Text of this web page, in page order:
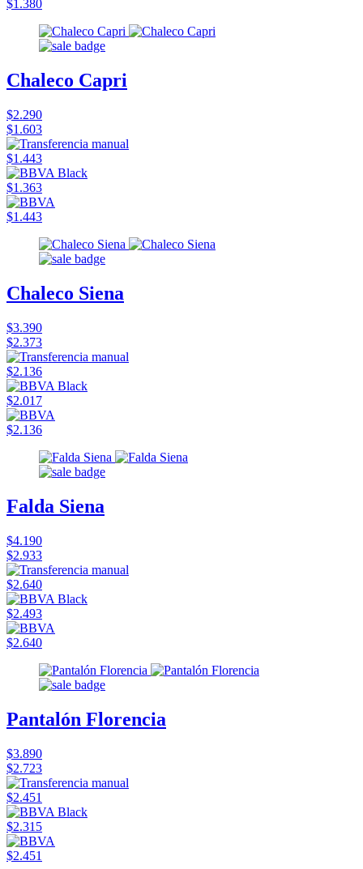
$1.380
Chaleco Capri
$2.290
$1.603
$1.443
$1.363
$1.443
Chaleco Siena
$3.390
$2.373
$2.136
$2.017
$2.136
Falda Siena
$4.190
$2.933
$2.640
$2.493
$2.640
Pantalón Florencia
$3.890
$2.723
$2.451
$2.315
$2.451